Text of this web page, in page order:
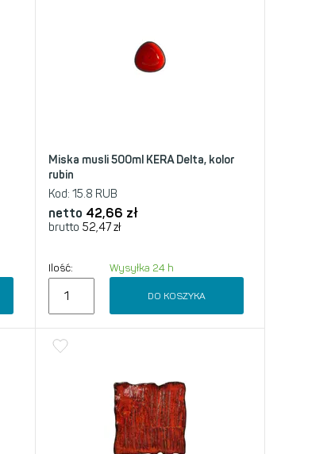
Miska musli 500ml KERA Delta, kolor
rubin
Kod: 15.8 RUB
netto 42,66 zł
brutto 52,47zł
Ilość: Wysyłka 24 h
DO KOSZYKA